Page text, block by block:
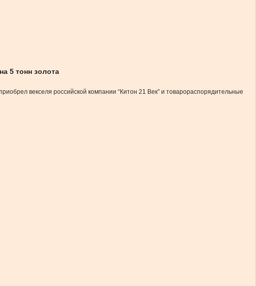
5 тонн золота
векселя российской компании “Китон 21 Век” и товарораспорядительные